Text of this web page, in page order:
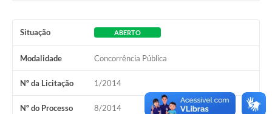
Situação ABERTO
Modalidade Concorrência Pública
Nº da Licitação 1/2014
Nº do Processo 8/2014